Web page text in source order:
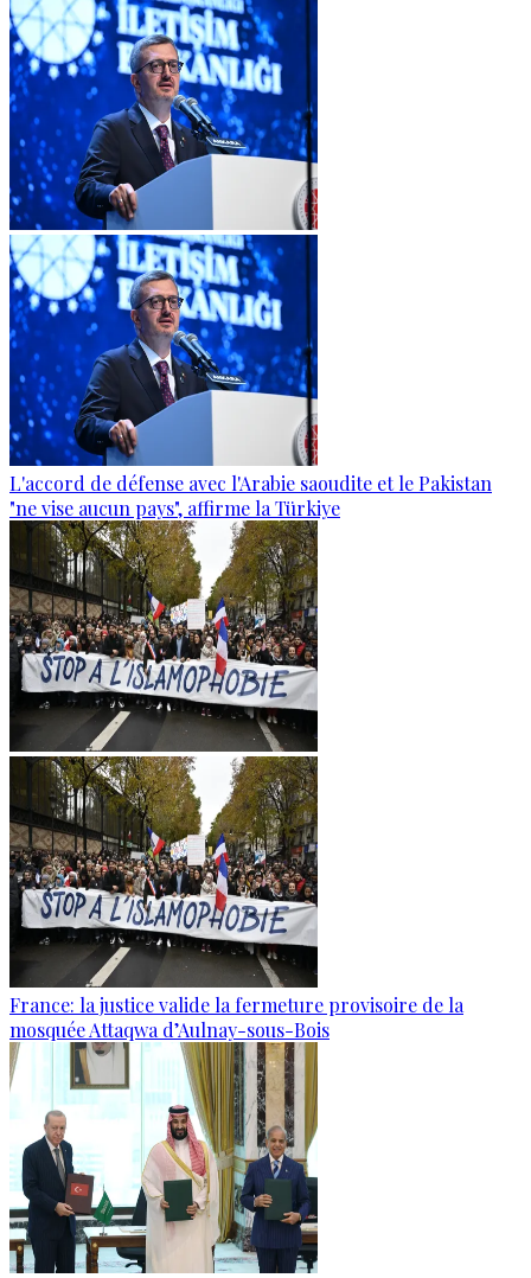
L'accord de défense avec l'Arabie saoudite et le Pakistan
"ne vise aucun pays", affirme la Türkiye
France: la justice valide la fermeture provisoire de la
mosquée Attaqwa d’Aulnay-sous-Bois